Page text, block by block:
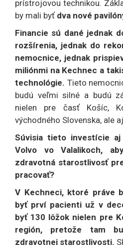
prístrojovou technikou.
by mali byť dva nové
Financie sú dané jednak
rozšírenia, jednak do
nemocnice, jednak
miliónmi na Kechnec a
technológie. Tieto
budú veľmi silné a budú
nielen pre časť Košíc,
východného Slovenska, ale
Súvisia tieto investície
Volvo vo Valalikoch,
zdravotná starostlivosť
pracovať?
V Kechneci, ktoré práve
byť prví pacienti už v
byť 130 lôžok nielen pre
región, pretože tam
zdravotnej starostlivosti.